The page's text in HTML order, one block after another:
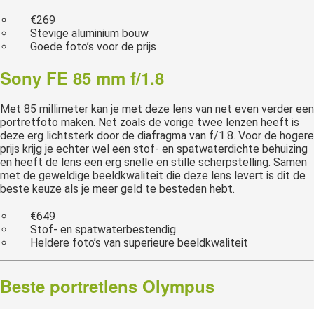
€269
Stevige aluminium bouw
Goede foto’s voor de prijs
Sony FE 85 mm f/1.8
Met 85 millimeter kan je met deze lens van net even verder een
portretfoto maken. Net zoals de vorige twee lenzen heeft is
deze erg lichtsterk door de diafragma van f/1.8. Voor de hogere
prijs krijg je echter wel een stof- en spatwaterdichte behuizing
en heeft de lens een erg snelle en stille scherpstelling. Samen
met de geweldige beeldkwaliteit die deze lens levert is dit de
beste keuze als je meer geld te besteden hebt.
€649
Stof- en spatwaterbestendig
Heldere foto’s van superieure beeldkwaliteit
Beste portretlens Olympus